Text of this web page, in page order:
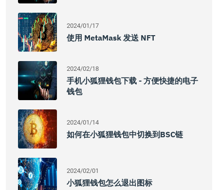
2024/01/17
使用 MetaMask 发送 NFT
2024/02/18
手机小狐狸钱包下载 - 方便快捷的电子
钱包
2024/01/14
如何在小狐狸钱包中切换到BSC链
2024/02/01
小狐狸钱包怎么退出图标